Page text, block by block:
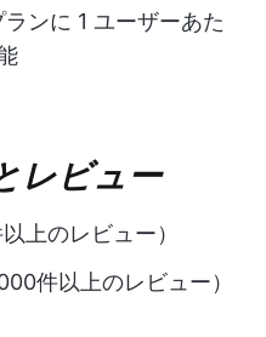
ンに 1 ユーザーあた
レビュー
上のレビュー）
件以上のレビュー）